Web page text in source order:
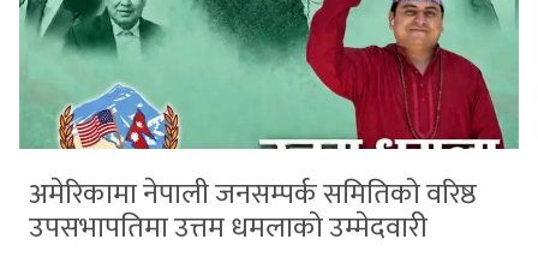
अमेरिकामा नेपाली जनसम्पर्क समितिको वरिष्ठ
उपसभापतिमा उत्तम धमलाको उम्मेदवारी